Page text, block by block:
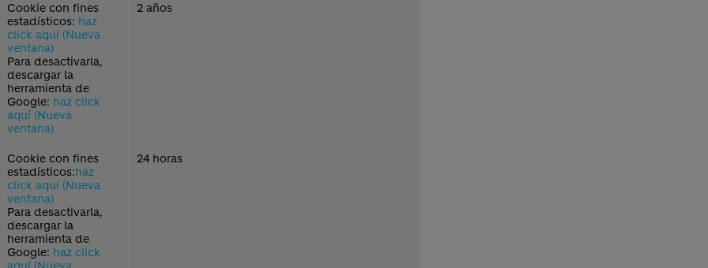
Cookie con fines
estadísticos: haz
click aquí (Nueva
ventana)
Para desactivarla,
descargar la
herramienta de
Google: haz click
aquí (Nueva
ventana)
2 años
Cookie con fines
estadísticos:haz
click aquí (Nueva
ventana)
Para desactivarla,
descargar la
herramienta de
Google: haz click
24 horas